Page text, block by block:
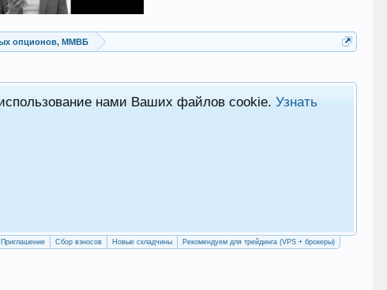
опционов, ММВБ
нами Ваших файлов cookie.Узнать
Сбор взносов Новые складчины Рекомендуем для трейдинга (VPS + брокеры)